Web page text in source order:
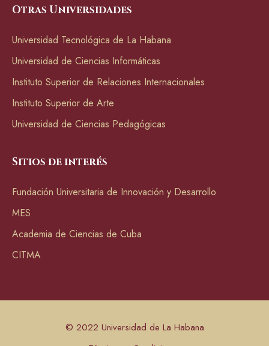
Otras Universidades
Universidad Tecnológica de La Habana
Universidad de Ciencias Informáticas
Instituto Superior de Relaciones Internacionales
Instituto Superior de Arte
Universidad de Ciencias Pedagógicas
Sitios de interés
Fundación Universitaria de Innovación y Desarrollo
MES
Academia de Ciencias de Cuba
CITMA
© 2022 Universidad de La Habana